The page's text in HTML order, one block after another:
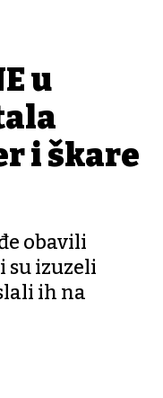
u
i škare
obavili
izuzeli
ih na